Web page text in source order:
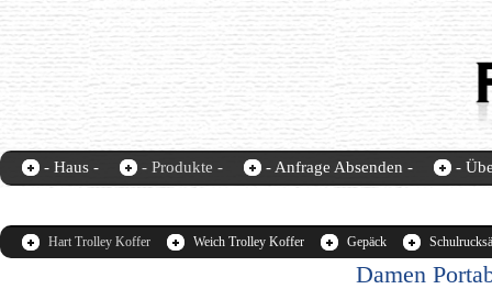
Fochier-home contact us
- Haus - - Produkte - - Anfrage Absenden - -
Hart Trolley Koffer Weich Trolley Koffer Gepäck
Damen